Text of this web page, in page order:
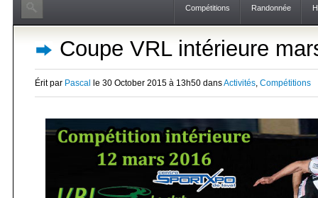
Compétitions Randonnée
Coupe VRL intérieure
Érit par Pascal le 30 October 2015 à 13h50 dansActivités, Compétitions